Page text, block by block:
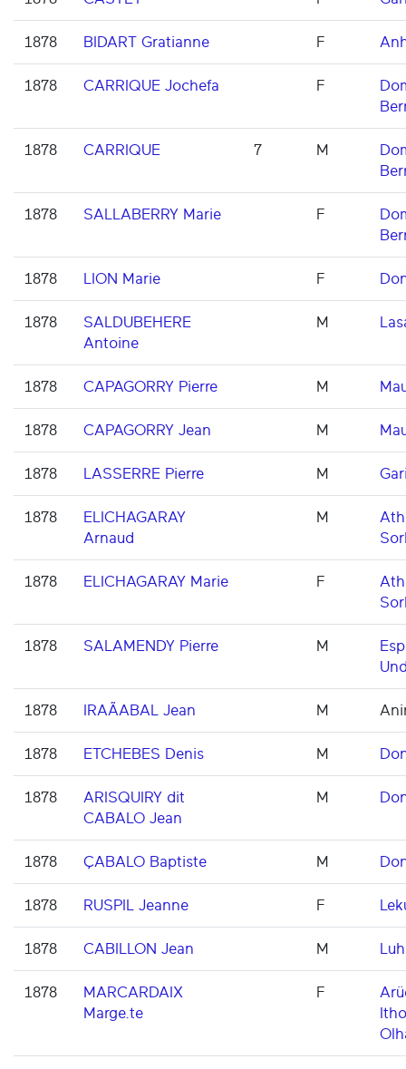
1878 BIDART Gratianne F
1878 CARRIQUE Jochefa F
1878 CARRIQUE 7 M
1878 SALLABERRY Marie F
1878 LION Marie F
1878
SALDUBEHERE
Antoine
M
1878 CAPAGORRY Pierre M
1878 CAPAGORRY Jean M
1878 LASSERRE Pierre M
1878
ELICHAGARAY
Arnaud
M
1878 ELICHAGARAY Marie F
1878 SALAMENDY Pierre M
1878 IRAÃABAL Jean M
1878 ETCHEBES Denis M
1878
ARISQUIRY dit
CABALO Jean
M
1878 ÇABALO Baptiste M
1878 RUSPIL Jeanne F
1878 CABILLON Jean M
1878
MARCARDAIX
Marge.te
F